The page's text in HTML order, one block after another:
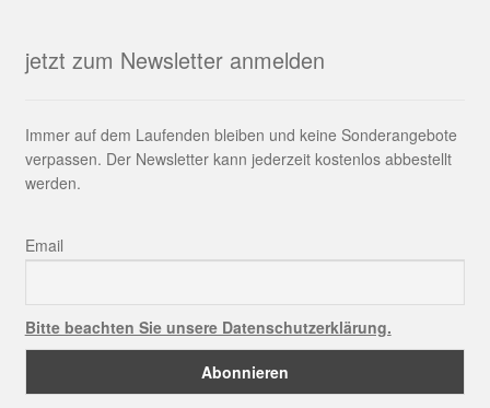
jetzt zum Newsletter anmelden
Immer auf dem Laufenden bleiben und keine Sonderangebote
verpassen. Der Newsletter kann jederzeit kostenlos abbestellt
werden.
Email
Bitte beachten Sie unsere Datenschutzerklärung.